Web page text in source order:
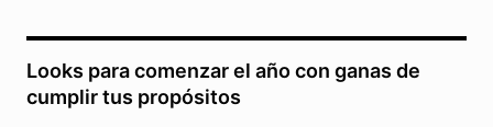
Looks para comenzar el año con ganas de
cumplir tus propósitos